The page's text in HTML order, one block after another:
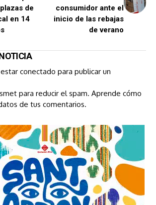
de
en 14
consumidor ante el
inicio de las rebajas
de verano
conectado para publicar un
para reducir el spam. Aprende cómo
de tus comentarios.